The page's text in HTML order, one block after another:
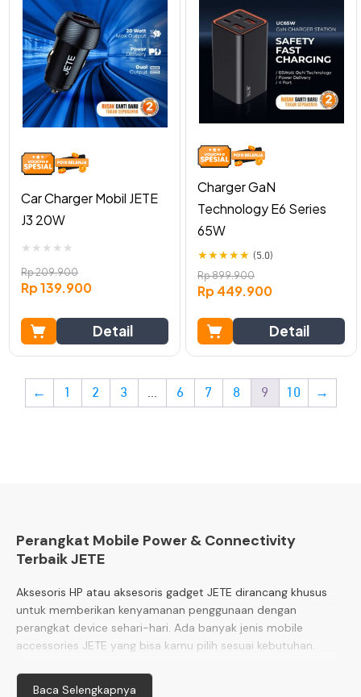
Car Charger Mobil JETE
J3 20W
★ ★ ★ ★ ★
Rp209.900
Rp139.900
Detail
Charger GaN
Technology E6 Series
65W
★★★★★ (5.0)
Rp899.900
Rp449.900
Detail
← 1 2 3 … 6 7 8 9 10 →
Perangkat Mobile Power & Connectivity
Terbaik JETE
Aksesoris HP atau aksesoris gadget JETE dirancang khusus
untuk memberikan kenyamanan penggunaan dengan
perangkat device sehari-hari. Ada banyak jenis mobile
accessories JETE yang bisa kamu pilih sesuai kebutuhan.
hingga transmitter. Semua perangkat tersebut dibuat
Baca Selengkapnya